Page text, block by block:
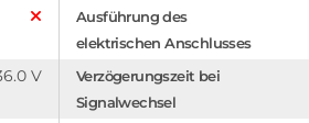
Ausführung des
elektrischen Anschlusses
V
Verzögerungszeit bei
Signalwechsel